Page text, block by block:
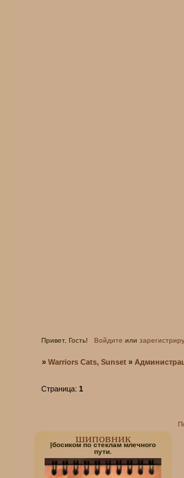
Привет, Гость! Войдите или
»Warriors Cats, Sunset »
Страница:1
шиповник
|босиком по стеклам млечного
пути.